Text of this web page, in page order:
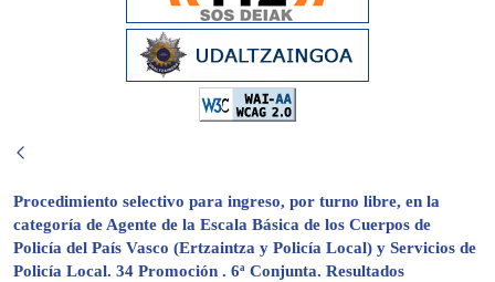
Procedimiento selectivo para ingreso, por turno libre, en la
categoría de Agente de la Escala Básica de los Cuerpos de
Policía del País Vasco (Ertzaintza y Policía Local) y Servicios de
Policía Local. 34 Promoción . 6ª Conjunta. Resultados